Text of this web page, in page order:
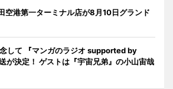
空港第一ターミナル店が8月10日グランド
して 『マンガのラジオ supported by
が決定！ ゲストは『宇宙兄弟』の小山宙哉